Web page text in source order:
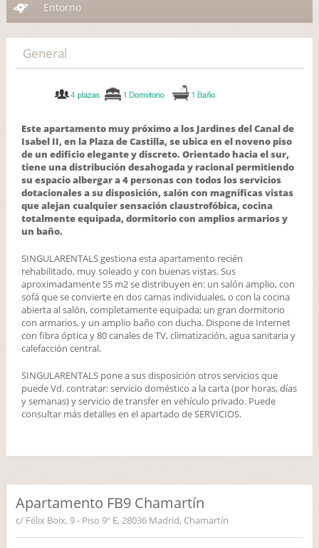
Entorno
General
Este apartamento muy próximo a los Jardines del Canal de
Isabel II, en la Plaza de Castilla, se ubica en el noveno piso
de un edificio elegante y discreto. Orientado hacia el sur,
tiene una distribución desahogada y racional permitiendo
su espacio albergar a 4 personas con todos los servicios
dotacionales a su disposición, salón con magníficas vistas
que alejan cualquier sensación claustrofóbica, cocina
totalmente equipada, dormitorio con amplios armarios y
un baño.
SINGULARENTALS gestiona esta apartamento recién
rehabilitado, muy soleado y con buenas vistas. Sus
aproximadamente 55 m2 se distribuyen en: un salón amplio, con
sofá que se convierte en dos camas individuales, o con la cocina
abierta al salón, completamente equipada; un gran dormitorio
con armarios, y un amplio baño con ducha. Dispone de Internet
con fibra óptica y 80 canales de TV, climatización, agua sanitaria y
calefacción central.
SINGULARENTALS pone a sus disposición otros servicios que
puede Vd. contratar: servicio doméstico a la carta (por horas, días
y semanas) y servicio de transfer en vehículo privado. Puede
consultar más detalles en el apartado de SERVICIOS.
Apartamento FB9 Chamartín
c/ Félix Boix, 9 - Piso 9º E, 28036 Madrid, Chamartín